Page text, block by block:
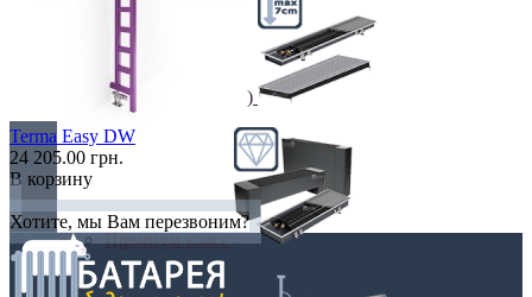
Низкие (до 70 мм)
Премиум класс
Terma Easy DW
24 205.00 грн.
В корзину
Хотите, мы Вам перезвоним?